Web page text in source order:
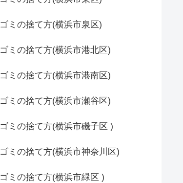
ゴミの捨て方(横浜市泉区)
ゴミの捨て方(横浜市港北区)
ゴミの捨て方(横浜市港南区)
ゴミの捨て方(横浜市瀬谷区)
ゴミの捨て方(横浜市磯子区 )
ゴミの捨て方(横浜市神奈川区)
ゴミの捨て方(横浜市緑区 )